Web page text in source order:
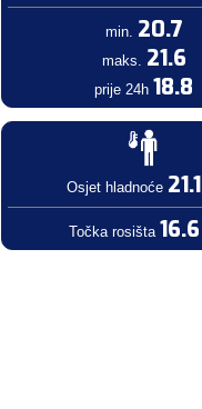
min. 20.7
maks. 21.6
prije 24h 18.8
Osjet hladnoće 21.1
Točka rosišta 16.6